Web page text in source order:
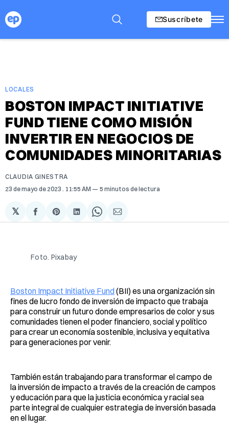
Suscríbete
LOCALES
BOSTON IMPACT INITIATIVE
FUND TIENE COMO MISIÓN
INVERTIR EN NEGOCIOS DE
COMUNIDADES MINORITARIAS
CLAUDIA GINESTRA
23 de mayo de 2023 . 11:55 AM 5 minutos de lectura
𝕏
Compartir
en
Share
on
Compartir
en
Share
on
Compartir
via
Foto. Pixabay
Boston Impact Initiative Fund(BII) es una organización sin
fines de lucro fondo de inversión de impacto que trabaja
para construir un futuro donde empresarios de color y sus
comunidades tienen el poder financiero, social y político
para crear un economía sostenible, inclusiva y equitativa
para generaciones por venir.
También están trabajando para transformar el campo de
la inversión de impacto a través de la creación de campos
y educación para que la justicia económica y racial sea
parte integral de cualquier estrategia de inversión basada
en el lugar.